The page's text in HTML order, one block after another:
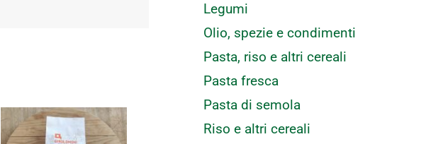
Legumi
Olio, spezie e condimenti
Pasta, riso e altri cereali
Pasta fresca
Pasta di semola
Riso e altri cereali